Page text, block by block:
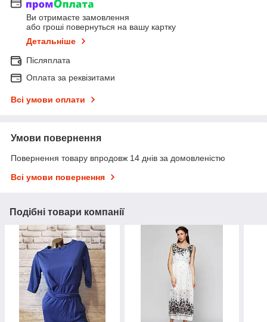
Ви отримаєте замовлення
або гроші повернуться на вашу картку
Детальніше
Післяплата
Оплата за реквізитами
Всі умови оплати
Умови повернення
Повернення товару впродовж 14 днів за домовленістю
Всі умови повернення
Подібні товари компанії